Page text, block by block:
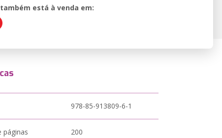
está à venda em:
978-85-913809-6-1
páginas 200